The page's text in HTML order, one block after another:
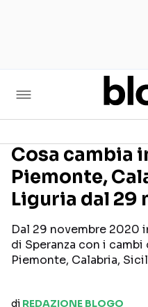
Cosa cambia
Piemonte,
Liguria dal 29
Dal 29 novembre 2020
di Speranza con i
Piemonte, Calabria,
di REDAZIONE BLOGO